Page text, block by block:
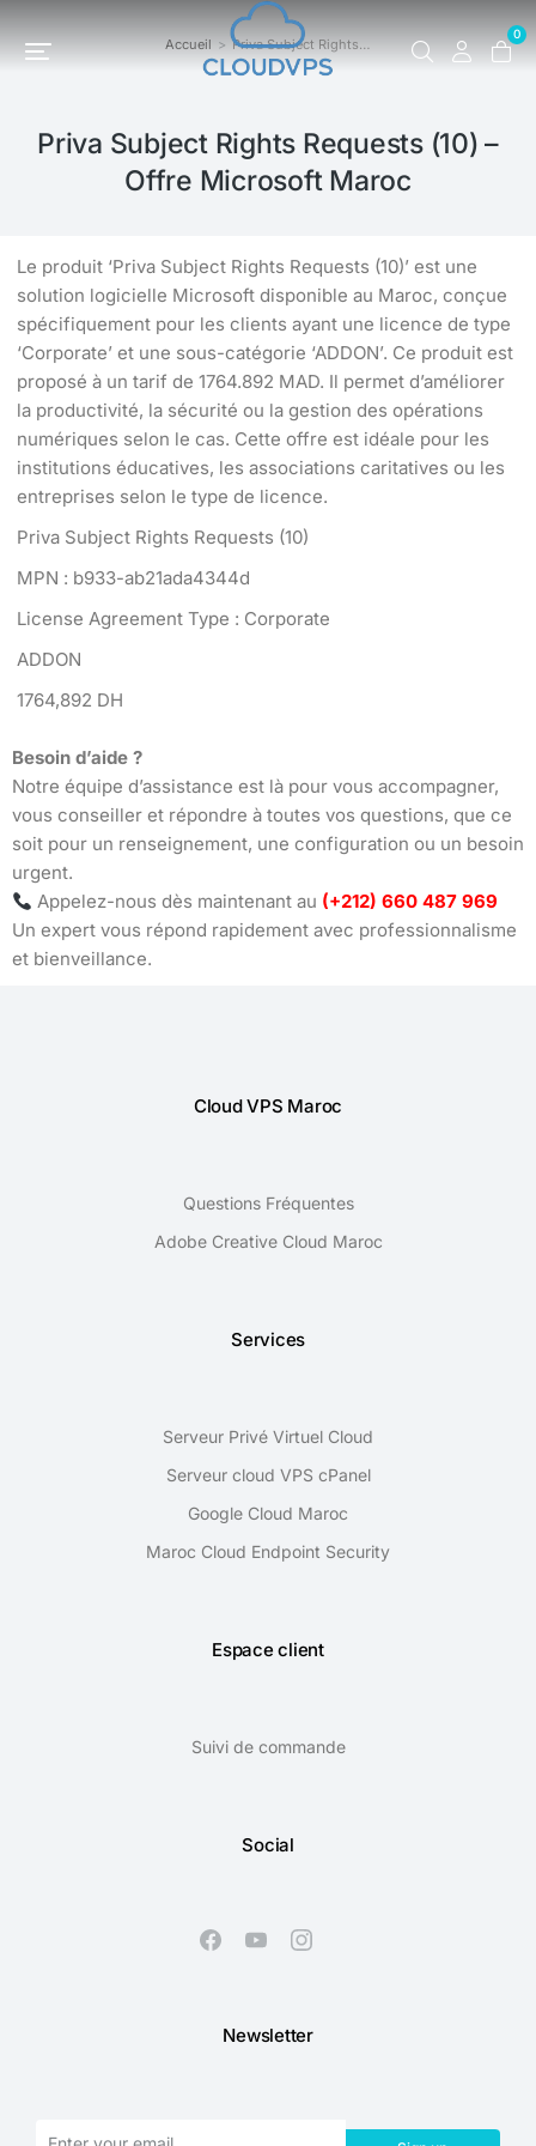
0
Vous êtes ici : Accueil Priva Subject Rights…
Priva Subject Rights Requests (10) –
Offre Microsoft Maroc
Le produit ‘Priva Subject Rights Requests (10)’ est une
solution logicielle Microsoft disponible au Maroc, conçue
spécifiquement pour les clients ayant une licence de type
‘Corporate’ et une sous-catégorie ‘ADDON’. Ce produit est
proposé à un tarif de 1764.892 MAD. Il permet d’améliorer
la productivité, la sécurité ou la gestion des opérations
numériques selon le cas. Cette offre est idéale pour les
institutions éducatives, les associations caritatives ou les
entreprises selon le type de licence.
Priva Subject Rights Requests (10)
MPN : b933-ab21ada4344d
License Agreement Type : Corporate
ADDON
1764,892 DH
Besoin d’aide ?
Notre équipe d’assistance est là pour vous accompagner,
vous conseiller et répondre à toutes vos questions, que ce
soit pour un renseignement, une configuration ou un besoin
urgent.
Appelez-nous dès maintenant au (+212) 660 487 969
Un expert vous répond rapidement avec professionnalisme
et bienveillance.
Cloud VPS Maroc
Questions Fréquentes
Adobe Creative Cloud Maroc
Services
Serveur Privé Virtuel Cloud
Serveur cloud VPS cPanel
Google Cloud Maroc
Maroc Cloud Endpoint Security
Espace client
Suivi de commande
Social
Newsletter